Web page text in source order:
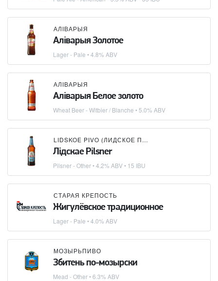
АЛІВАРЫЯ
Аліварыя Золотое
Lager - Pale • 4.8% ABV
АЛІВАРЫЯ
Аліварыя Белое золото
Wheat Beer - Witbier / Blanche • 5.0% ABV
LIDSKOE PIVO (ЛИДСКОЕ ПИВО)
Лідскае Pilsner
Pilsner - Other• 4.2% ABV • 15 IBU
СТАРАЯ КРЕПОСТЬ
Жигулёвское традиционное
Lager - Pale • 4.0% ABV
МОЗЫРЬПИВО
Збитень по-мозырски
Mead - Other• 6.3% ABV